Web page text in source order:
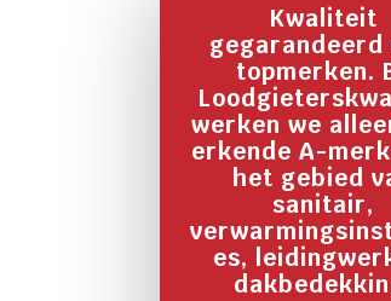
Kwaliteit
gegarandeerd
topmerken.
werken we
erkende A-
het gebied
sanitair,
es,